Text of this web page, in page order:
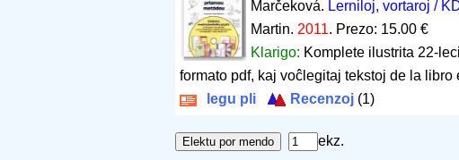
Marčeková. Lerniloj, vortaroj /
Martin. 2011. Prezo: 15.00 €
Klarigo: Komplete ilustrita 22-
formato pdf, kaj voĉlegitaj tekstoj de la libro
legu pli
Recenzoj (1)
ekz.